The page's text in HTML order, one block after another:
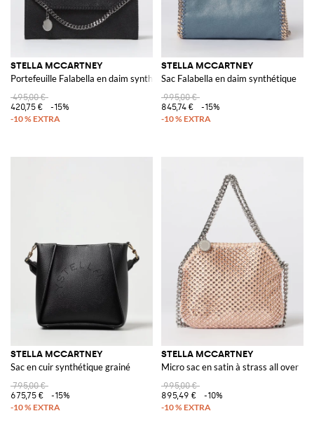
STELLA MCCARTNEY
Portefeuille Falabella en daim synthétique craquelé
495,00 €
420,75 €
-15%
STELLA MCCARTNEY
Sac Falabella en daim synthétique
995,00 €
845,74 €
-15%
STELLA MCCARTNEY
Sac en cuir synthétique grainé
795,00 €
675,75 €
-15%
STELLA MCCARTNEY
Micro sac en satin à strass all over
995,00 €
895,49 €
-10%